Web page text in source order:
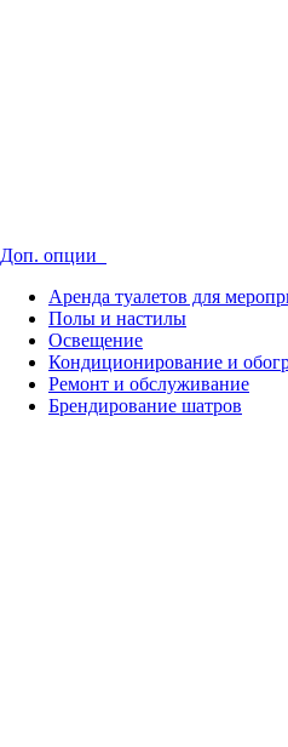
Доп. опции
Аренда туалетов для
Полы и настилы
Освещение
Кондиционирование и
Ремонт и обслуживание
Брендирование шатров